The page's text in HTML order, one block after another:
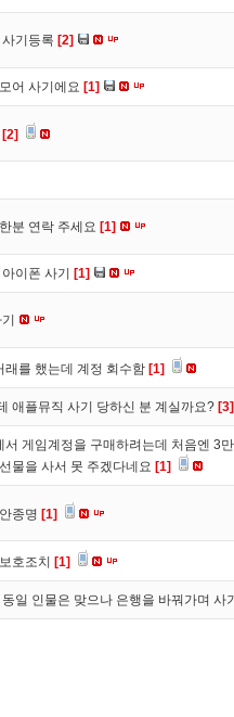
기등록 [2]
어 사기에요 [1]
[2]
분 연락 주세요 [1]
이폰 사기 [1]
래를 했는데 계정 회수함 [1]
애플뮤직 사기 당하신 분 계실까요? [3]
서 게임계정을 구매하려는데 처음엔 3
물을 사서 못 주겠다네요 [1]
종명 [1]
호조치 [1]
일 인물은 맞으나 은행을 바꿔가며